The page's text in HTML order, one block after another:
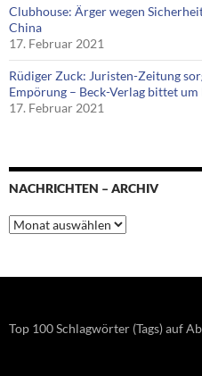
Clubhouse: Ärger wegen
China
17. Februar 2021
Rüdiger Zuck: Juristen-Zeitung
Empörung – Beck-Verlag bittet
17. Februar 2021
NACHRICHTEN – ARCHIV
Nachrichten
–
Top 100 Schlagwörter (Tags) auf